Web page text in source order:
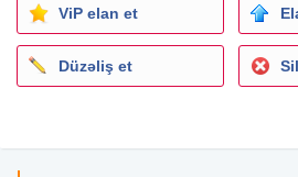
Ətraflı məlumat və qeydiyyat üçün
ViP elan et
Düzəliş et Sil